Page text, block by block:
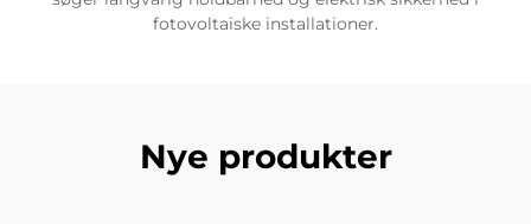
fotovoltaiske installationer.
Nye produkter